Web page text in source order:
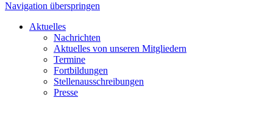
Navigation überspringen
Aktuelles
Nachrichten
Aktuelles von unseren Mitgliedern
Termine
Fortbildungen
Stellenausschreibungen
Presse